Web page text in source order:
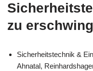
zu
Sicherheitstechnik &
Ahnatal,